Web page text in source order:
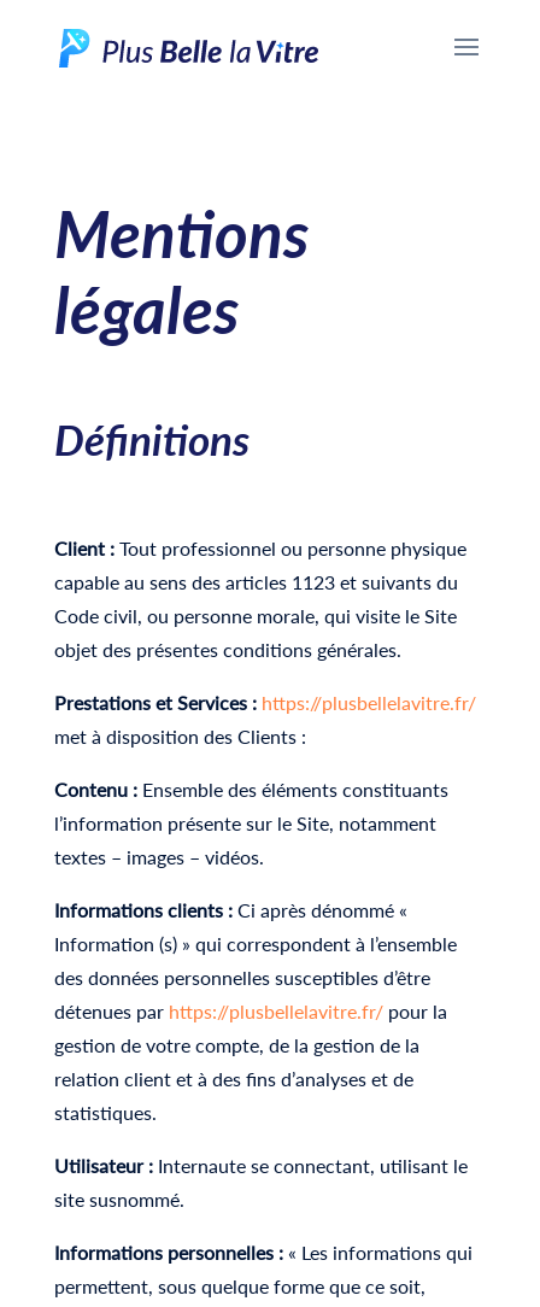
Mentions
légales
Définitions
Client :Tout professionnel ou personne physique
capable au sens des articles 1123 et suivants du
Code civil, ou personne morale, qui visite le Site
objet des présentes conditions générales.
Prestations et Services : https://plusbellelavitre.fr/
met à disposition des Clients :
Contenu :Ensemble des éléments constituants
l’information présente sur le Site, notamment
textes – images – vidéos.
Informations clients :Ci après dénommé «
Information (s) » qui correspondent à l’ensemble
des données personnelles susceptibles d’être
détenues par https://plusbellelavitre.fr/pour la
gestion de votre compte, de la gestion de la
relation client et à des fins d’analyses et de
statistiques.
Utilisateur :Internaute se connectant, utilisant le
site susnommé.
Informations personnelles :« Les informations qui
permettent, sous quelque forme que ce soit,